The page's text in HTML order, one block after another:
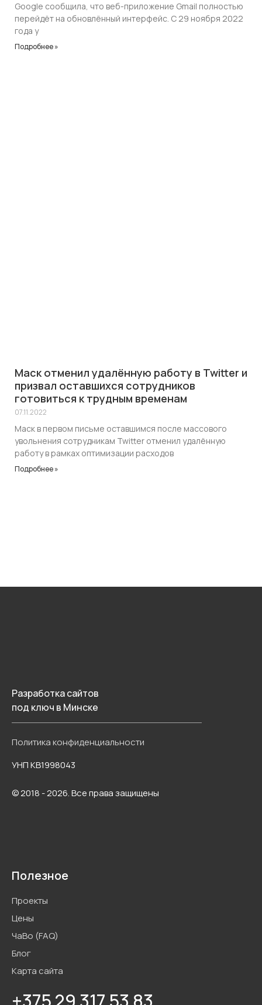
Google сообщила, что веб-приложение Gmail полностью
перейдёт на обновлённый интерфейс. С 29 ноября 2022
года у
Подробнее »
Маск отменил удалённую работу в Twitter и
призвал оставшихся сотрудников
готовиться к трудным временам
07.11.2022
Маск в первом письме оставшимся после массового
увольнения сотрудникам Twitter отменил удалённую
работу в рамках оптимизации расходов
Подробнее »
Разработка сайтов
под ключ в Минске
Политика конфиденциальности
УНП KB1998043
© 2018 - 2026. Все права защищены
Полезное
Проекты
Цены
ЧаВо (FAQ)
Блог
Карта сайта